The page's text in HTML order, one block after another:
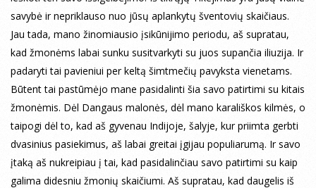
savybė ir nepriklauso nuo jūsų aplankytų šventovių skaičiaus.
Jau tada, mano žinomiausio įsikūnijimo periodu, aš supratau,
kad žmonėms labai sunku susitvarkyti su juos supančia iliuzija. Ir
padaryti tai pavieniui per keltą šimtmečių pavyksta vienetams.
Būtent tai pastūmėjo mane pasidalinti šia savo patirtimi su kitais
žmonėmis. Dėl Dangaus malonės, dėl mano karališkos kilmės, o
taipogi dėl to, kad aš gyvenau Indijoje, šalyje, kur priimta gerbti
dvasinius pasiekimus, aš labai greitai įgijau populiarumą. Ir savo
įtaką aš nukreipiau į tai, kad pasidalinčiau savo patirtimi su kaip
galima didesniu žmonių skaičiumi. Aš supratau, kad daugelis iš